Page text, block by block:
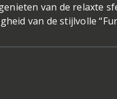
van de relaxte
van de stijlvolle